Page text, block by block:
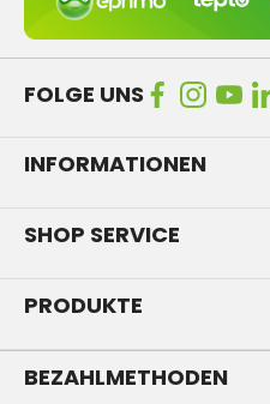
FOLGE UNS
INFORMATIONEN
SHOP SERVICE
PRODUKTE
BEZAHLMETHODEN